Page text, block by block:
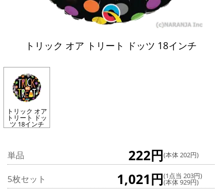
トリック オア トリート ドッツ 18インチ
トリック オア
トリート ドッ
ツ 18インチ
単品 222円(本体 202円)
5枚セット 1,021円(1点当 203円)
(本体 929円)